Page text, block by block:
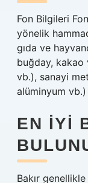
Fon Bilgileri
yönelik
gıda ve
buğday, kakao
vb.), sanayi
alüminyum
EN IYI
Bakır